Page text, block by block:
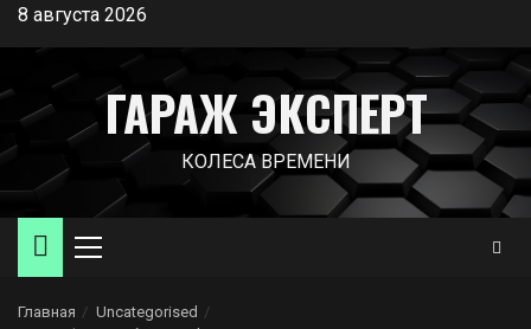
Перейти
содержимому
8 августа 2026
ГАРАЖ ЭКСПЕРТ
КОЛЕСА ВРЕМЕНИ
Основное
Главная
Uncategorised